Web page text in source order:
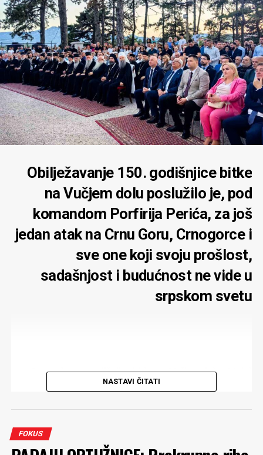
Obilježavanje 150. godišnjice bitke
na Vučjem dolu poslužilo je, pod
komandom Porfirija Perića, za još
jedan atak na Crnu Goru, Crnogorce i
sve one koji svoju prošlost,
sadašnjost i budućnost ne vide u
srpskom svetu
Sto pedeseta godišnjica bitke na Vučjem dolu (28. jul
1876) dala je povoda za ponovnu demonstraciju
našali su se Srpska pravoslavna crkva i njen Patrijarh
Porfirije Parić
srpskog sveta, sa funkcijama i bez njih, trudili da
NASTAVI ČITATI
FOKUS